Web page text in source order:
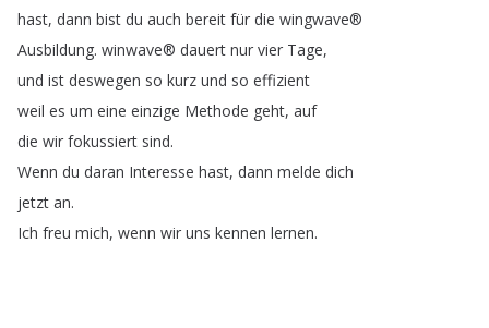
hast, dann bist du auch bereit für die wingwave®
Ausbildung. winwave® dauert nur vier Tage,
und ist deswegen so kurz und so effizient
weil es um eine einzige Methode geht, auf
die wir fokussiert sind.
Wenn du daran Interesse hast, dann melde dich
jetzt an.
Ich freu mich, wenn wir uns kennen lernen.